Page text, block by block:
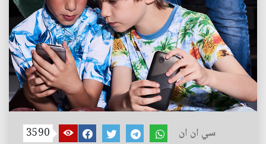
سي ان ان 3590